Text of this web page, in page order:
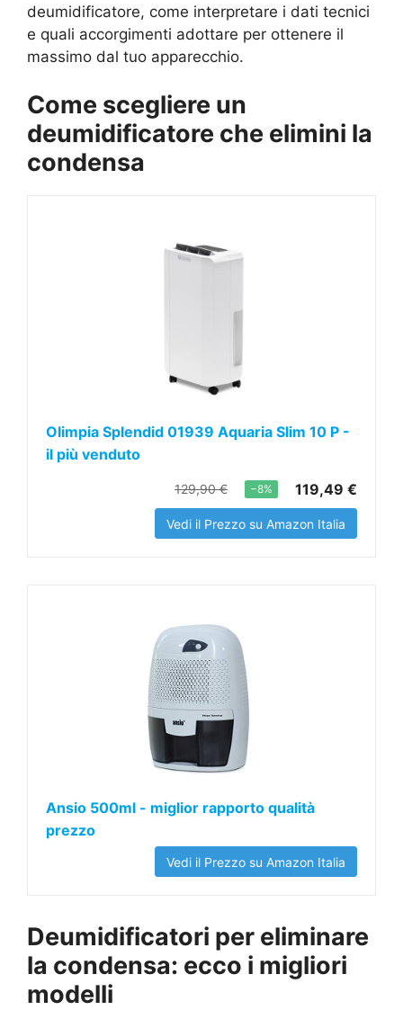
deumidificatore, come interpretare i dati tecnici
e quali accorgimenti adottare per ottenere il
massimo dal tuo apparecchio.
Come scegliere un
deumidificatore che elimini la
condensa
Olimpia Splendid 01939 Aquaria Slim 10 P -
il più venduto
129,90 € −8% 119,49 €
Vedi il Prezzo su Amazon Italia
Ansio 500ml - miglior rapporto qualità
prezzo
Vedi il Prezzo su Amazon Italia
Deumidificatori per eliminare
la condensa: ecco i migliori
modelli